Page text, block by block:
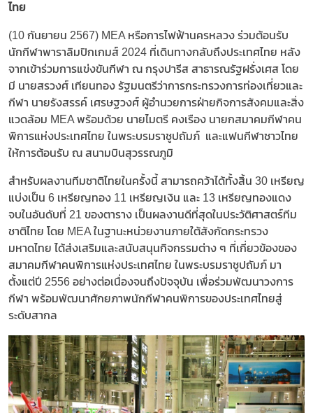
ไทย
(10 กันยายน 2567) MEA หรือการไฟฟ้านครหลวง ร่วมต้อนรับ
นักกีฬาพาราลิมปิกเกมส์ 2024 ที่เดินทางกลับถึงประเทศไทย หลัง
จากเข้าร่วมการแข่งขันกีฬา ณ กรุงปารีส สาธารณรัฐฝรั่งเศส โดย
มี นายสรวงศ์ เทียนทอง รัฐมนตรีว่าการกระทรวงการท่องเที่ยวและ
กีฬา นายรังสรรค์ เศรษฐวงศ์ ผู้อำนวยการฝ่ายกิจการสังคมและสิ่ง
แวดล้อม MEA พร้อมด้วย นายไมตรี คงเรือง นายกสมาคมกีฬาคน
พิการแห่งประเทศไทย ในพระบรมราชูปถัมภ์ และแฟนกีฬาชาวไทย
ให้การต้อนรับ ณ สนามบินสุวรรณภูมิ
สำหรับผลงานทีมชาติไทยในครั้งนี้ สามารถคว้าได้ทั้งสิ้น 30 เหรียญ
แบ่งเป็น 6 เหรียญทอง 11 เหรียญเงิน และ 13 เหรียญทองแดง
จบในอันดับที่ 21 ของตาราง เป็นผลงานดีที่สุดในประวัติศาสตร์ทีม
ชาติไทย โดย MEA ในฐานะหน่วยงานภายใต้สังกัดกระทรวง
มหาดไทย ได้ส่งเสริมและสนับสนุนกิจกรรมต่าง ๆ ที่เกี่ยวข้องของ
สมาคมกีฬาคนพิการแห่งประเทศไทย ในพระบรมราชูปถัมภ์ มา
ตั้งแต่ปี 2556 อย่างต่อเนื่องจนถึงปัจจุบัน เพื่อร่วมพัฒนาวงการ
กีฬา พร้อมพัฒนาศักยภาพนักกีฬาคนพิการของประเทศไทยสู่
ระดับสากล